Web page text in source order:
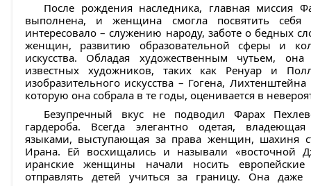
После рождения наследника, главная миссия
выполнена, и женщина смогла посвятить себя
интересовало – служению народу, заботе о бедных
женщин, развитию образовательной сферы и
искусства. Обладая художественным чутьем,
известных художников, таких как Ренуар и
изобразительного искусства – Гогена,
которую она собрала в те годы, оценивается в
Безупречный вкус не подводил Фарах
гардероба. Всегда элегантно одетая,
языками, выступающая за права женщин, шахиня
Ирана. Ей восхищались и называли «восточной
иранские женщины начали носить
отправлять детей учиться за границу. Она даже